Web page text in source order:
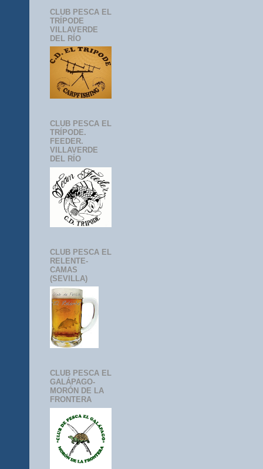
CLUB PESCA EL
TRÍPODE
VILLAVERDE
DEL RÍO
CLUB PESCA EL
TRÍPODE.
FEEDER.
VILLAVERDE
DEL RÍO
CLUB PESCA EL
RELENTE-
CAMAS
(SEVILLA)
CLUB PESCA EL
GALÁPAGO-
MORÓN DE LA
FRONTERA